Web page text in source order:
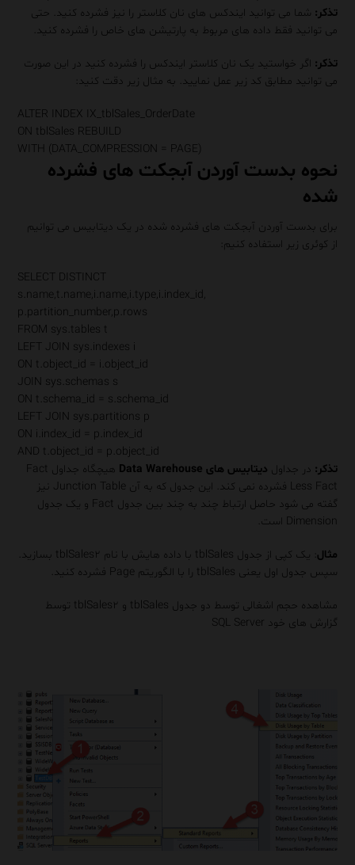
تذکر: شما می توانید ایندکس های نان کلاستر را نیز فشرده کنید. حتی
می توانید فقط داده های مربوط به پارتیشن های خاص را فشرده کنید.
تذکر: اگر خواستید یک نان کلاستر ایندکس را فشرده کنید در این صورت
می توانید مطابق کد زیر عمل نمایید. به مثال زیر دقت کنید:
ALTER INDEX IX_tblSales_OrderDate
ON tblSales REBUILD
WITH
(DATA_COMPRESSION = PAGE)
نحوه بدست آوردن آبجکت های فشرده
شده
برای بدست آوردن آبجکت های فشرده شده در یک دیتابیس می توانیم
از کوئری زیر استفاده کنیم:
SELECT DISTINCT
s.name,t.name,i.name,i.type,i.index_id,
p.partition_number,p.rows
FROM sys.tables t
LEFT JOIN sys.indexes i
ON t.object_id = i.object_id
JOIN sys.schemas s
ON t.schema_id = s.schema_id
LEFT JOIN sys.partitions p
ON i.index_id = p.index_id
AND t.object_id = p.object_id
تذکر: در جداول دیتابیس های Data Warehouse
هیچگاه جداول Fact
Less Fact فشرده نمی کند. این جدول که به آن Junction Table نیز
گفته می شود حاصل ارتباط چند به چند بین جدول Fact و یک جدول
Dimension است.
مثال
: یک کپی از جدول tblSales با داده هایش با نام tblSales۲ بسازید.
سپس جدول اول یعنی tblSales را با الگوریتم Page فشرده کنید.
مشاهده حجم اشغالی توسط دو جدول tblSales و tblSales۲ توسط
گزارش های خود SQL Server